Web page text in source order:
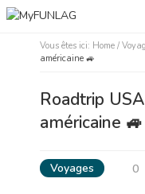
Vous êtes ici: Home /
américaine 🚙
Roadtrip
américaine 🚙
Voyages
0